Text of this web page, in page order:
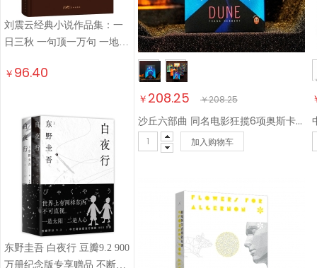
刘震云经典小说作品集：一
日三秋 一句顶一万句 一地鸡
茅盾文学奖获得者 文学小说
￥ 96.40
东野圭吾 白夜行 豆瓣9.2 900
万册纪念版专享赠品 不断被
￥ 208.25 ￥208.25
沙丘六部曲 同名电影狂揽6项奥斯卡大奖！“甜茶”主演电影纪念版赠品【沙丘档案 藏书票 镭射卡 小说
加入购物车